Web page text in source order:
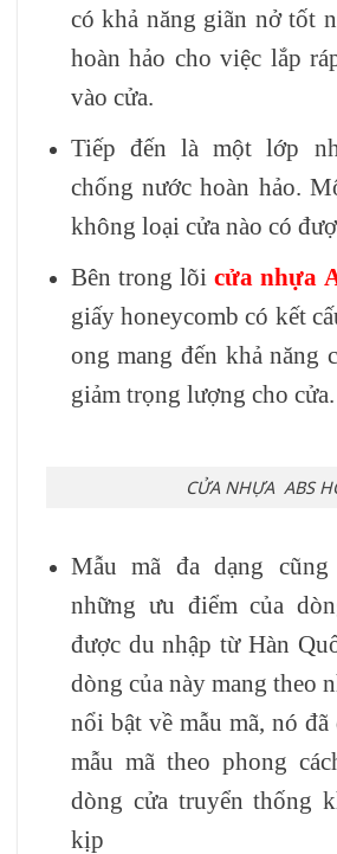
có khả năng giãn nở tốt
hoàn hảo cho việc lắp
vào cửa.
Tiếp đến là một lớp
chống nước hoàn hảo.
không loại cửa nào có
Bên trong lõicửa nhựa
giấy honeycomb có kết
ong mang đến khả năng
giảm trọng lượng cho cửa.
CỬA NHỰA ABS
Mẫu mã đa dạng
những ưu điểm của
được du nhập từ Hàn
dòng của này mang theo
nổi bật về mẫu mã, nó
mẫu mã theo phong
dòng cửa truyển thống
kịp